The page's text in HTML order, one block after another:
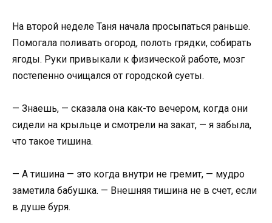
На второй неделе Таня начала просыпаться раньше.
Помогала поливать огород, полоть грядки, собирать
ягоды. Руки привыкали к физической работе, мозг
постепенно очищался от городской суеты.
— Знаешь, — сказала она как-то вечером, когда они
сидели на крыльце и смотрели на закат, — я забыла,
что такое тишина.
— А тишина — это когда внутри не гремит, — мудро
заметила бабушка. — Внешняя тишина не в счет, если
в душе буря.